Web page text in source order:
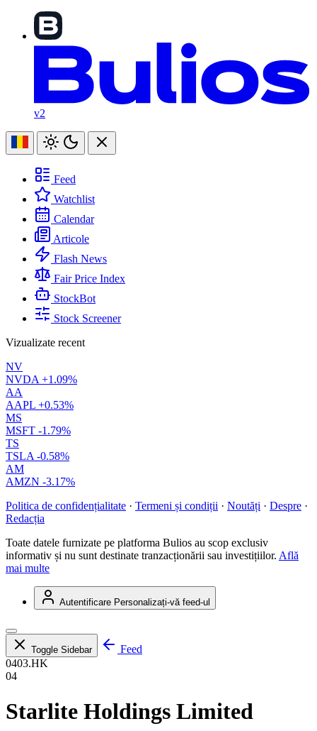
v2
Feed
Watchlist
Calendar
Articole
Flash News
Fair Price Index
StockBot
Stock Screener
Vizualizate recent
NV
NVDA +1.09%
AA
AAPL +0.53%
MS
MSFT -1.79%
TS
TSLA -0.58%
AM
AMZN -3.17%
Politica de confidențialitate · Termeni și condiții · Noutăți · Despre ·
Redacția
Toate datele furnizate pe platforma Bulios au scop exclusiv
informativ și nu sunt destinate tranzacționării sau investițiilor. Află
mai multe
Autentificare Personalizați-vă feed-ul
Toggle Sidebar
Feed
0403.HK
04
Starlite Holdings Limited